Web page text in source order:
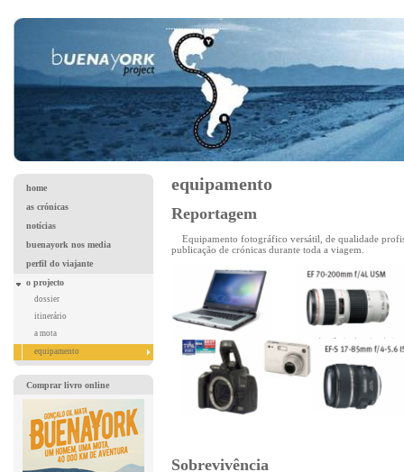
home
as crónicas
notícias
buenayork nos media
perfil do viajante
o projecto
dossier
itinerário
a mota
equipamento
Comprar livro online
equipamento
Reportagem
Equipamento fotográfico versátil, de qualidade
publicação de crónicas durante toda a viagem.
Sobrevivência